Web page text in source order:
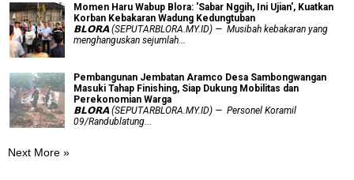
Momen Haru Wabup Blora: ​'Sabar Nggih, Ini Ujian', Kuatkan
Korban Kebakaran Wadung Kedungtuban
𝗕𝗟𝗢𝗥𝗔 (SEPUTARBLORA.MY.ID) — Musibah kebakaran yang
menghanguskan sejumlah...
Pembangunan Jembatan Aramco Desa Sambongwangan
Masuki Tahap Finishing, Siap Dukung Mobilitas dan
Perekonomian Warga
𝗕𝗟𝗢𝗥𝗔 (SEPUTARBLORA.MY.ID) — Personel Koramil
09/Randublatung...
Next More »